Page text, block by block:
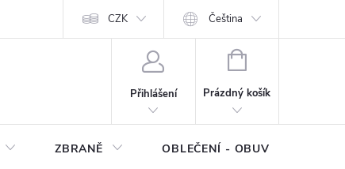
OCHRANA OSOBNÍCH DAT Moje objednávka
CZK Čeština
Přihlášení
NÁKUPNÍ
Prázdný košík
ZBRANĚ OBLEČENÍ - OBUV